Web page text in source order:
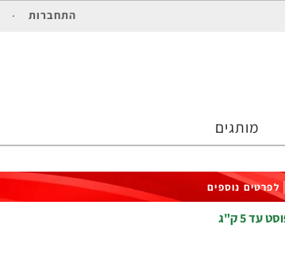
התחברות
מותגים
לפרטים נוספים